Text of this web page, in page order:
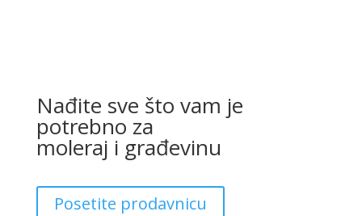
Nađite sve što vam je
potrebno za
moleraj i građevinu
Posetite prodavnicu